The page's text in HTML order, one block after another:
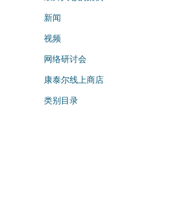
新闻
视频
网络研讨会
康泰尔线上商店
类别目录